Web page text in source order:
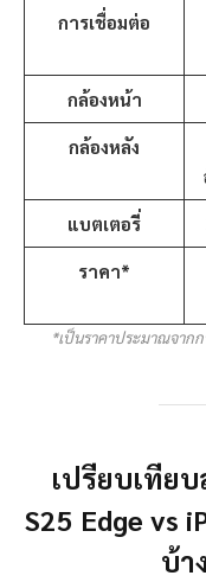
การเชื่อมต่อ
กล้องหน้า
กล้องหลัง
แบตเตอรี่
ราคา*
*เป็นราคาประมาณจาก
เปรียบเทียบ
S25 Edge vs
บ้า